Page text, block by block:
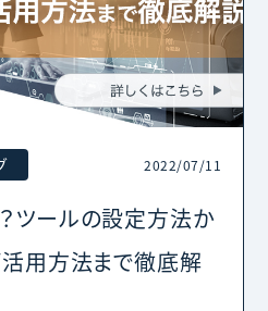
2022/07/11
ツールの設定方法か
用方法まで徹底解